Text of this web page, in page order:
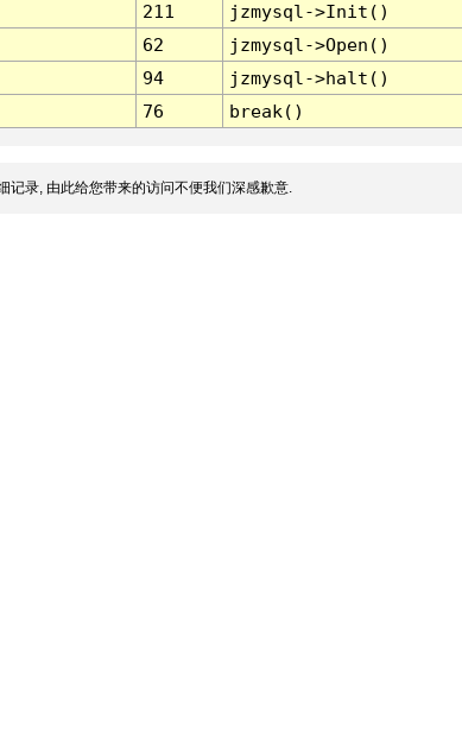
211
jzmysql->Init()
62
jzmysql->Open()
94
jzmysql->halt()
76 break()
记录, 由此给您带来的访问不便我们深感歉意.